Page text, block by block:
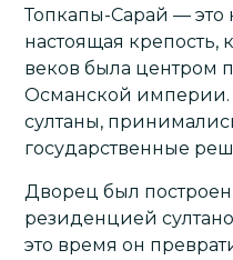
Топкапы-Сарай — это
настоящая крепость,
веков была центром
Османской
султаны,
государственные
Дворец был
резиденцией
это время он